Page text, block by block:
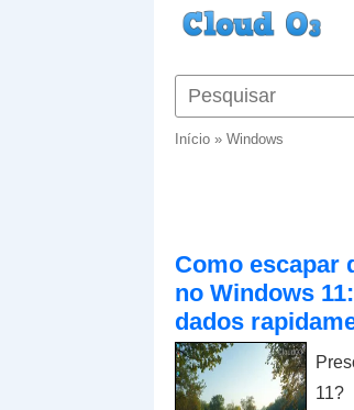
Início» Windows
Como escapar
no Windows
dados
11?